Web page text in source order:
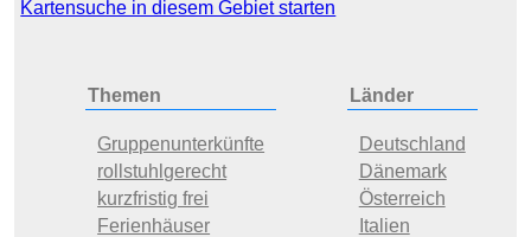
Kartensuche in diesem Gebiet starten
Themen
Gruppenunterkünfte
rollstuhlgerecht
kurzfristig frei
Ferienhäuser
Länder
Deutschland
Dänemark
Österreich
Italien